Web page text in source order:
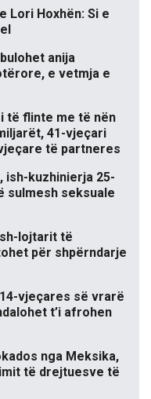
Lori Hoxhën: Si e
anija
e vetmja e
të flinte me të nën
41-vjeçari
të partneres
ish-kuzhinierja 25-
sulmesh seksuale
lojtarit të
për shpërndarje
vjeçares së vrarë
t’i afrohen
nga Meksika,
të drejtuesve të